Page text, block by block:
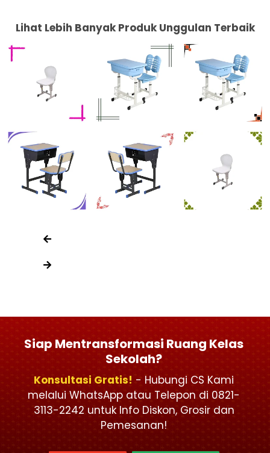
Lihat Lebih Banyak Produk Unggulan Terbaik
Siap Mentransformasi Ruang Kelas
Sekolah?
Konsultasi Gratis! - Hubungi CS Kami
melalui WhatsApp atau Telepon di 0821-
3113-2242 untuk Info Diskon, Grosir dan
Pemesanan!